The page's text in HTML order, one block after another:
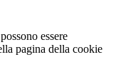
essere
pagina della cookie